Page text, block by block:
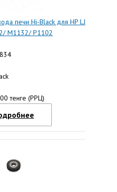
печи Hi-Black для HP LJ
M1132/ P1102
тенге (РРЦ)